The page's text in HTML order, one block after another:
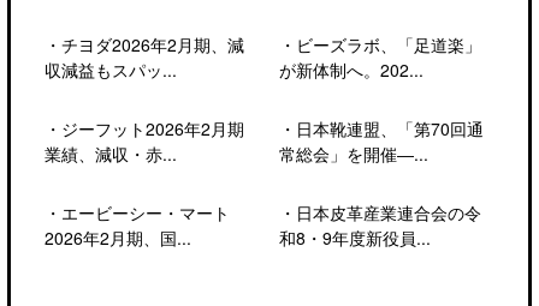
・ チヨダ2026年2月期、減
収減益もスパッ...
・ ジーフット2026年2月期
業績、減収・赤...
・ エービーシー・マート
2026年2月期、国...
・ ビーズラボ、「足道楽」
が新体制へ。202...
・ 日本靴連盟、「第70回通
常総会」を開催―...
・ 日本皮革産業連合会の令
和8・9年度新役員...